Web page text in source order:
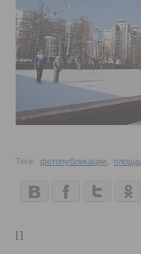
Теги: фотопубликации
[ ]